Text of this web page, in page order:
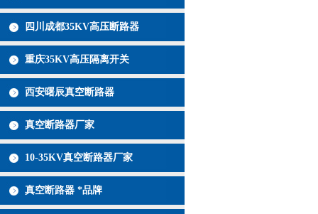
四川成都35KV高压断路器
重庆35KV高压隔离开关
西安曙辰真空断路器
真空断路器厂家
10-35KV真空断路器厂家
真空断路器 *品牌